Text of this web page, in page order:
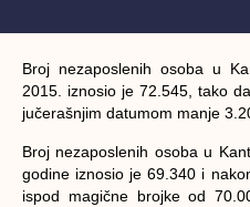
Broj nezaposlenih osoba u
2015. iznosio je 72.545, tako
jučerašnjim datumom manje
Broj nezaposlenih osoba u
godine iznosio je 69.340 i
ispod magične brojke od